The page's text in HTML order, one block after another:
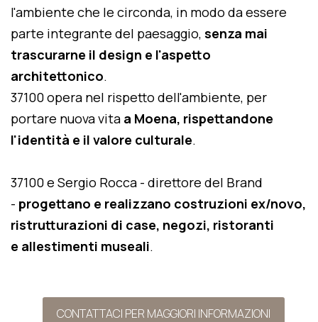
l'ambiente che le circonda, in modo da essere
parte integrante del paesaggio, senza mai
trascurarne il design e l'aspetto
architettonico.
37100 opera nel rispetto dell'ambiente, per
portare nuova vita a Moena, rispettandone
l'identità e il valore culturale.
37100 e Sergio Rocca - direttore del Brand
- progettano e realizzano costruzioni ex/novo,
ristrutturazioni di case, negozi, ristoranti
e allestimenti museali.
CONTATTACI PER MAGGIORI INFORMAZIONI